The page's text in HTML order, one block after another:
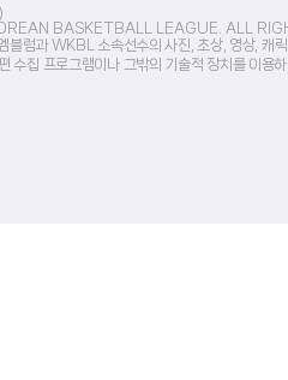
BASKETBALL LEAGUE. ALL
럼과 WKBL 소속선수의 사진, 초상, 영상, 캐
수집 프로그램이나 그밖의 기술적 장치를 이